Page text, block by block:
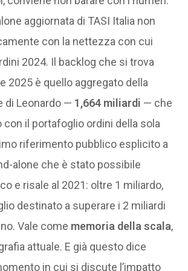
aggiornata di TASI Italia non
con la nettezza con cui
2024. Il backlog che si trova
2025 è quello aggregato della
di Leonardo — 1,664 miliardi — che
con il portafoglio ordini della sola
riferimento pubblico esplicito a
alone che è stato possibile
e risale al 2021: oltre 1 miliardo,
destinato a superare i 2 miliardi
Vale come memoria della scala,
attuale. E già questo dice
in cui si discute l’impatto